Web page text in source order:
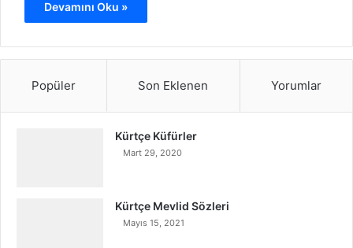
Devamını Oku »
Popüler Son Eklenen Yorumlar
Kürtçe Küfürler
Mart 29, 2020
Kürtçe Mevlid Sözleri
Mayıs 15, 2021